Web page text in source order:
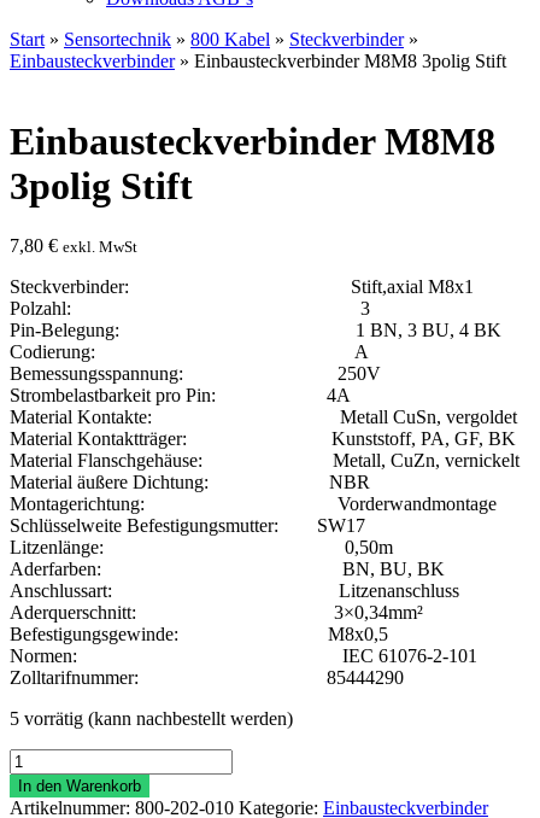
Start » Sensortechnik » 800 Kabel » Steckverbinder»
Einbausteckverbinder» Einbausteckverbinder M8M8 3polig Stift
Einbausteckverbinder M8M8
3polig Stift
7,80 € exkl. MwSt
Steckverbinder: Stift,axial M8x1
Polzahl: 3
Pin-Belegung: 1 BN, 3 BU, 4 BK
Codierung: A
Bemessungsspannung: 250V
Strombelastbarkeit pro Pin: 4A
Material Kontakte: Metall CuSn, vergoldet
Material Kontaktträger: Kunststoff, PA, GF, BK
Material Flanschgehäuse: Metall, CuZn, vernickelt
Material äußere Dichtung: NBR
Montagerichtung: Vorderwandmontage
Schlüsselweite Befestigungsmutter: SW17
Litzenlänge: 0,50m
Aderfarben: BN, BU, BK
Anschlussart: Litzenanschluss
Aderquerschnitt: 3×0,34mm²
Befestigungsgewinde: M8x0,5
Normen: IEC 61076-2-101
Zolltarifnummer: 85444290
5 vorrätig (kann nachbestellt werden)
Einbausteckverbinder
M8M8
3polig
In den Warenkorb
Artikelnummer: 800-202-010 Kategorie: Einbausteckverbinder